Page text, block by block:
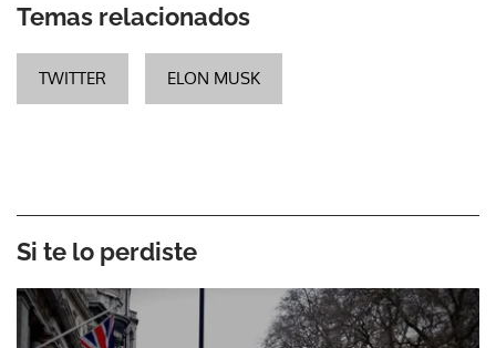
Temas relacionados
TWITTER ELON MUSK
Si te lo perdiste